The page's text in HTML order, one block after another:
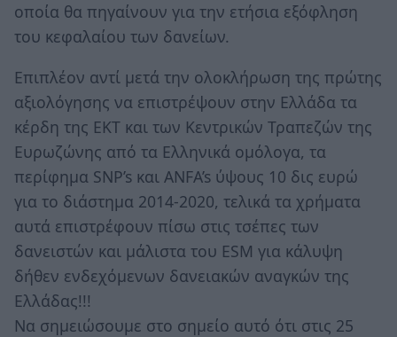
οποία θα πηγαίνουν για την ετήσια εξόφληση
του κεφαλαίου των δανείων.
Επιπλέον αντί μετά την ολοκλήρωση της πρώτης
αξιολόγησης να επιστρέψουν στην Ελλάδα τα
κέρδη της ΕΚΤ και των Κεντρικών Τραπεζών της
Ευρωζώνης από τα Ελληνικά ομόλογα, τα
περίφημα SNP’s και ANFA’s ύψους 10 δις ευρώ
για το διάστημα 2014-2020, τελικά τα χρήματα
αυτά επιστρέφουν πίσω στις τσέπες των
δανειστών και μάλιστα του ESM για κάλυψη
δήθεν ενδεχόμενων δανειακών αναγκών της
Ελλάδας!!!
Να σημειώσουμε στο σημείο αυτό ότι στις 25